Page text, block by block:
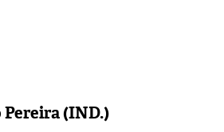
Pereira (IND.)